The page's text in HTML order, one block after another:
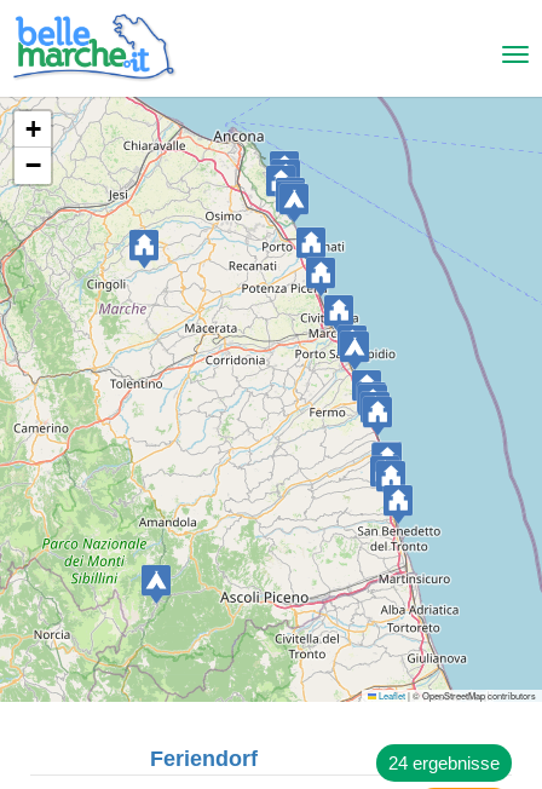
Grottammare
Camping Village Don Diego
FERIENDORF
Camping Il Frutteto
+
−
Leaflet|© OpenStreetMap contributors
24 ergebnisse
Feriendorf